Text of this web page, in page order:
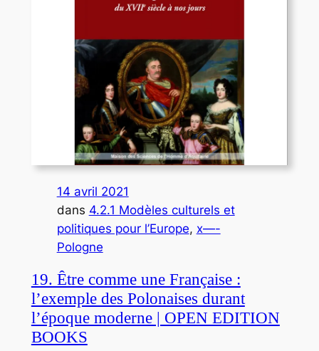
14 avril 2021
dans 4.2.1 Modèles culturels et
politiques pour l’Europe, x—-
Pologne
19. Être comme une Française :
l’exemple des Polonaises durant
l’époque moderne | OPEN EDITION
BOOKS